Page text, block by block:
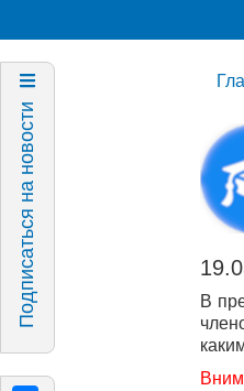
Подписаться на новости
В